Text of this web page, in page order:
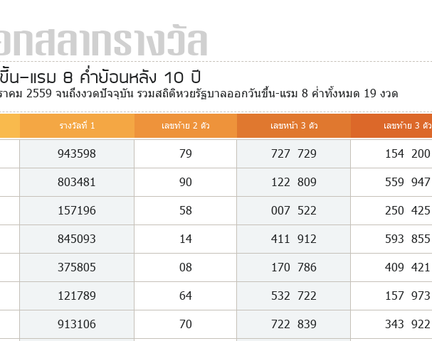
สลากรางวัล
น-แรม 8 ค่ำย้อนหลัง 10 ปี
คม 2559 จนถึงงวดปัจจุบัน รวมสถิติหวยรัฐบาลออกวันขึ้น-แรม 8 ค่ำทั้งหมด 19 งวด
รางวัลที่ 1 เลขท้าย 2 ตัว เลขหน้า 3 ตัว เลขท้าย 3 ตัว
943598 79 727 729 154 200
803481 90 122 809 559 947
157196 58 007 522 250 425
845093 14 411 912 593 855
375805 08 170 786 409 421
121789 64 532 722 157 973
913106 70 722 839 343 922